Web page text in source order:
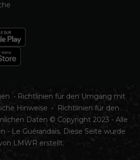
• Richtlinien für den Umgang mit
Hinweise •
Richtlinien für den
Daten © Copyright 2023 - Alle
- Le Guérandais. Diese Seite wurde
LMWR erstellt.